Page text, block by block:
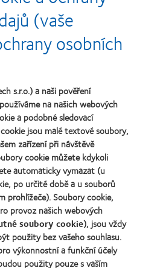
roku
(2013)Learn
more
about
závod
roku
2011
(2011)
Learn
more
about
Cena
ODMA
2011
(2011)
(vaše
osobních
s.r.o.) a naši pověření
na našich webových
a podobné sledovací
jsou malé textové soubory,
zařízení při návštěvě
cookie můžete kdykoli
automaticky vymazat (u
po určité době a u souborů
prohlížeče). Soubory cookie,
provoz našich webových
soubory cookie), jsou vždy
použity bez vašeho souhlasu.
výkonnostní a funkční účely
použity pouze s vaším